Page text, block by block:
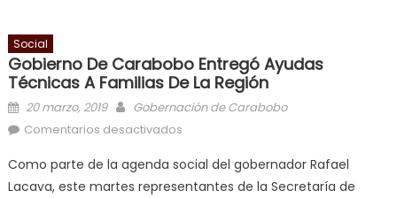
Social
Gobierno De Carabobo Entregó Ayudas
Técnicas A Familias De La Región
Posted on
20 marzo, 2019 Author
Gobernación de Carabobo
Comentarios desactivados
región
Como parte de la agenda social del gobernador Rafael
Lacava, este martes representantes de la Secretaría de